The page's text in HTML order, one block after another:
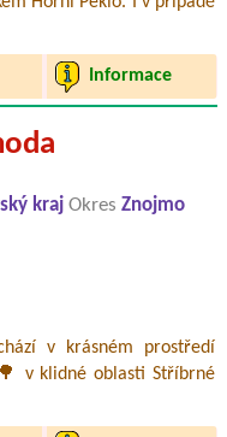
Informace
kraj Okres Znojmo
v krásném prostředí
v klidné oblasti Stříbrné